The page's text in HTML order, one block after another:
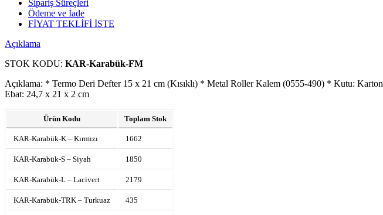
Sipariş Süreçleri
Ödeme ve İade
FİYAT TEKLİFİ İSTE
Açıklama
STOK KODU: KAR-Karabük-FM
Açıklama: * Termo Deri Defter 15 x 21 cm (Kısıklı) * Metal Roller Kalem (0555-490) * Kutu: Karton
Ebat: 24,7 x 21 x 2 cm
Ürün Kodu Toplam Stok
KAR-Karabük-K – Kırmızı 1662
KAR-Karabük-S – Siyah 1850
KAR-Karabük-L – Lacivert 2179
KAR-Karabük-TRK – Turkuaz 435